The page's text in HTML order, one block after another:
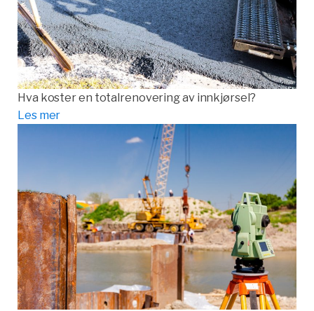
Hva koster en totalrenovering av innkjørsel?
Les mer